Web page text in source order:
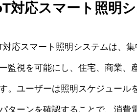
対応スマート照明
対応スマート照明システムは、
監視を可能にし、住宅、商業、
。ユーザーは照明スケジュール
ターンを確認することで、消費